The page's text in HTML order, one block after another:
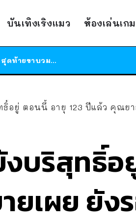
บันเทิงเริงแมว ห้องเล่นเกม
ร้านอาหารในนิวยอร์กประกาศปิดตัวลง หลังอยู่มานานกว่า 45 ปี ติดป้ายขอบคุณลูกค้าทุกคน แถมสูตรทำไวท์ซอสให้แบบจัดเต็ม
ได้เวลาเด็กหนวดรวมตัว RF Online Next เปิดให้เล่นแล้ว เกม Sci-Fi MMORPG ระดับตำนาน เล่นได้ทั้งมือถือและ PC
อยู่ ตอนนี้ อายุ 123 ปีแล้ว คุณย
บริสุทธิ์
ยเผย ยัง